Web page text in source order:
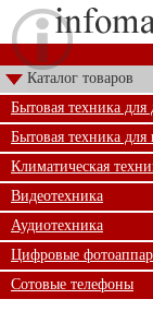
Каталог товаров
Бытовая техника для
Бытовая техника для
Климатическая
Видеотехника
Аудиотехника
Цифровые
Сотовые телефоны